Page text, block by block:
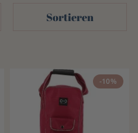
Sortieren
-10%